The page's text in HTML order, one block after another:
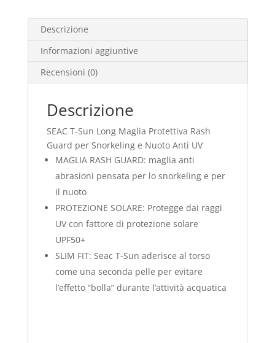
Descrizione
Informazioni aggiuntive
Recensioni (0)
Descrizione
SEAC T-Sun Long Maglia Protettiva Rash
Guard per Snorkeling e Nuoto Anti UV
MAGLIA RASH GUARD: maglia anti
abrasioni pensata per lo snorkeling e per
il nuoto
PROTEZIONE SOLARE: Protegge dai raggi
UV con fattore di protezione solare
UPF50+
SLIM FIT: Seac T-Sun aderisce al torso
come una seconda pelle per evitare
l’effetto “bolla” durante l’attività acquatica